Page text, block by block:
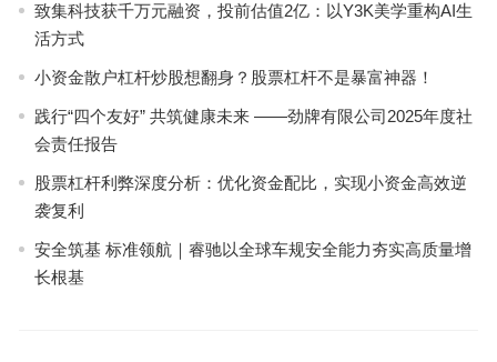
致集科技获千万元融资，投前估值2亿：以Y3K美学重构AI生
活方式
小资金散户杠杆炒股想翻身？股票杠杆不是暴富神器！
践行“四个友好” 共筑健康未来 ——劲牌有限公司2025年度社
会责任报告
股票杠杆利弊深度分析：优化资金配比，实现小资金高效逆
袭复利
安全筑基 标准领航｜睿驰以全球车规安全能力夯实高质量增
长根基